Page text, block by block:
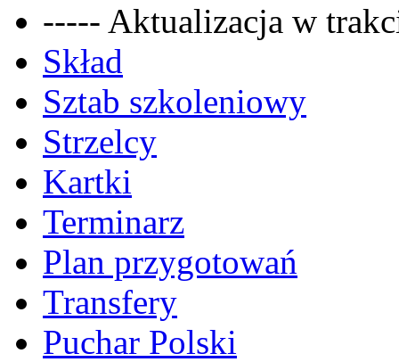
----- Aktualizacja w
Skład
Sztab szkoleniowy
Strzelcy
Kartki
Terminarz
Plan przygotowań
Transfery
Puchar Polski